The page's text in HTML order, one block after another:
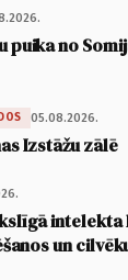
puika no
05.08.2026.
Izstāžu zālē
un